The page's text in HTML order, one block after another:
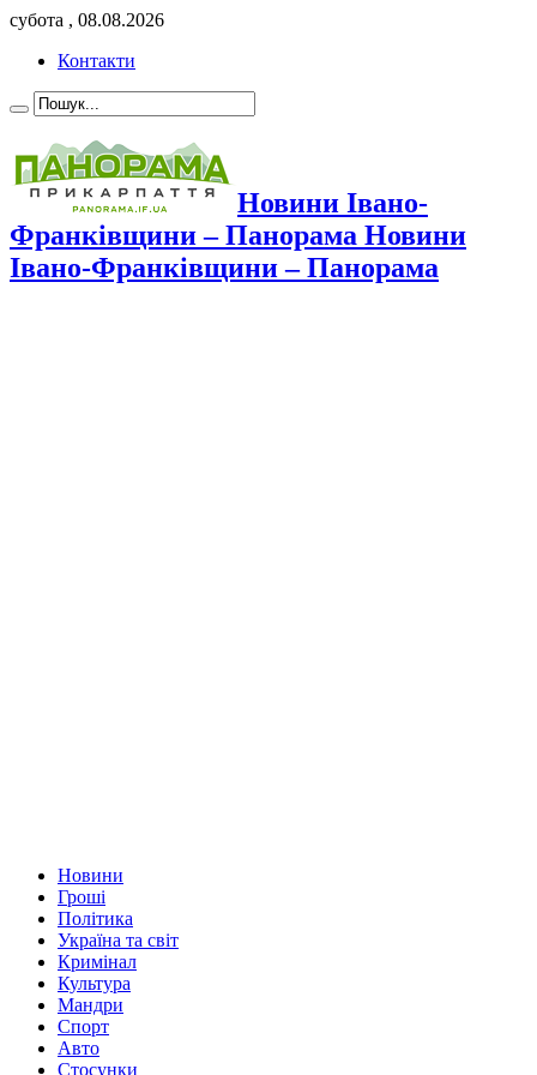
субота , 08.08.2026
Контакти
Новини Івано-
Франківщини – Панорама Новини
Івано-Франківщини – Панорама
Новини
Гроші
Політика
Україна та світ
Кримінал
Культура
Мандри
Спорт
Авто
Стосунки